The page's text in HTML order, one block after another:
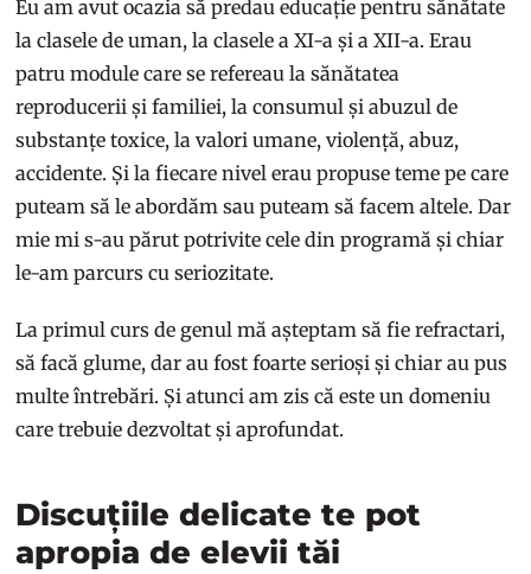
Eu am avut ocazia să predau educație pentru sănătate
la clasele de uman, la clasele a XI-a și a XII-a. Erau
patru module care se refereau la sănătatea
reproducerii și familiei, la consumul și abuzul de
substanțe toxice, la valori umane, violență, abuz,
accidente. Și la fiecare nivel erau propuse teme pe care
puteam să le abordăm sau puteam să facem altele. Dar
mie mi s-au părut potrivite cele din programă și chiar
le-am parcurs cu seriozitate.
La primul curs de genul mă așteptam să fie refractari,
să facă glume, dar au fost foarte serioși și chiar au pus
multe întrebări. Și atunci am zis că este un domeniu
care trebuie dezvoltat și aprofundat.
Discuțiile delicate te pot
apropia de elevii tăi